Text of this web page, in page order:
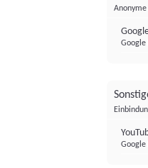
Google
Google